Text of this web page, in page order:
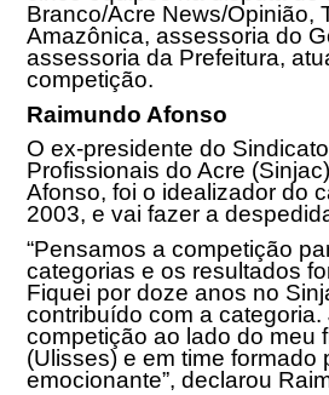
Branco/Acre News/Opinião,
Amazônica, assessoria do
assessoria da Prefeitura,
competição.
Raimundo Afonso
O ex-presidente do
Profissionais do Acre
Afonso, foi o idealizador do
2003, e vai fazer a
“Pensamos a competição
categorias e os resultados
Fiquei por doze anos no
contribuído com a categoria.
competição ao lado do meu
(Ulisses) e em time formado
emocionante”, declarou